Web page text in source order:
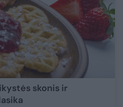
skonis ir